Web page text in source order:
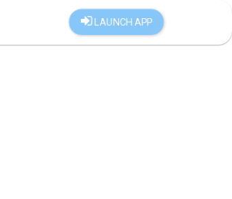
LAUNCH APP